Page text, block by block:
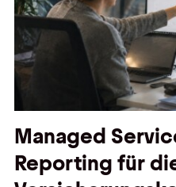
Managed
Reporting für